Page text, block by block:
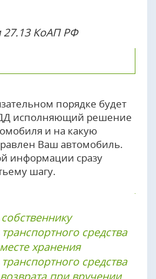
27.13 КоАП РФ
порядке будет
исполняющий решение
и на какую
Ваш автомобиль.
информации сразу
шагу.
средства
хранения
средства
при вручении